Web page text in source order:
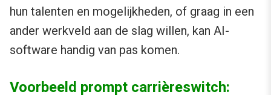
hun talenten en mogelijkheden, of graag in een
ander werkveld aan de slag willen, kan AI-
software handig van pas komen.
Voorbeeld prompt carrièreswitch: